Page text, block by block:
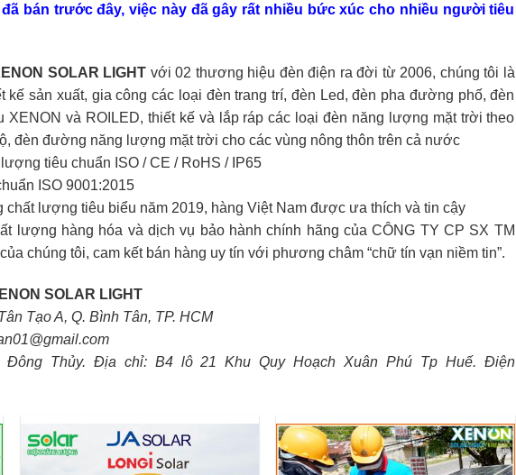
bán trước đây, việc này đã gây rất nhiều bức xúc cho nhiều người tiêu
SOLAR LIGHT với 02 thương hiệu đèn điện ra đời từ 2006, chúng tôi là
kế sản xuất, gia công các loại đèn trang trí, đèn Led, đèn pha đường phố, đèn
và ROILED, thiết kế và lắp ráp các loại đèn năng lượng mặt trời theo
đèn đường năng lượng mặt trời cho các vùng nông thôn trên cả nước
tiêu chuẩn ISO / CE / RoHS / IP65
ISO 9001:2015
chất lượng tiêu biểu năm 2019, hàng Việt Nam được ưa thích và tin cậy
lượng hàng hóa và dịch vụ bảo hành chính hãng của CÔNG TY CP SX TM
chúng tôi, cam kết bán hàng uy tín với phương châm “chữ tín vạn niềm tin”.
SOLAR LIGHT
Tạo A, Q. Bình Tân, TP. HCM
Đông Thủy. Địa chỉ: B4 lô 21 Khu Quy Hoạch Xuân Phú Tp Huế. Điện